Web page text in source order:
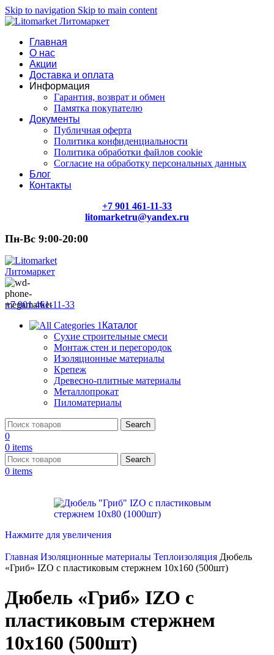
Skip to navigation Skip to main content
Главная
О нас
Акции
Доставка и оплата
Информация
Гарантия, возврат и обмен
Памятка покупателю
Документы
Публичная оферта
Политика конфиденциальности
Политика обработки файлов cookie
Согласие на обработку персональных данных
Блог
Контакты
+7 901 461-11-33
litomarketru@yandex.ru
Пн-Вс 9:00-20:00
+7 901 461-11-33
Каталог
Сухие строительные смеси
Монтаж стен и перегородок
Изоляционные материалы
Крепеж
Древесно-плитные материалы
Металлопрокат
Пиломатериалы
Search
0
0 items
Search
0 items
Нажмите для увеличения
Главная Изоляционные материалы Теплоизоляция Дюбель
«Гриб» IZO с пластиковым стержнем 10х160 (500шт)
Дюбель «Гриб» IZO с
пластиковым стержнем
10х160 (500шт)